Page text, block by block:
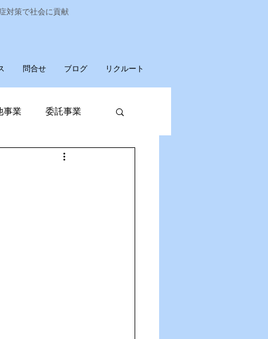
対策で社会に貢献
問合せ ブログ リクルート
事業 委託事業